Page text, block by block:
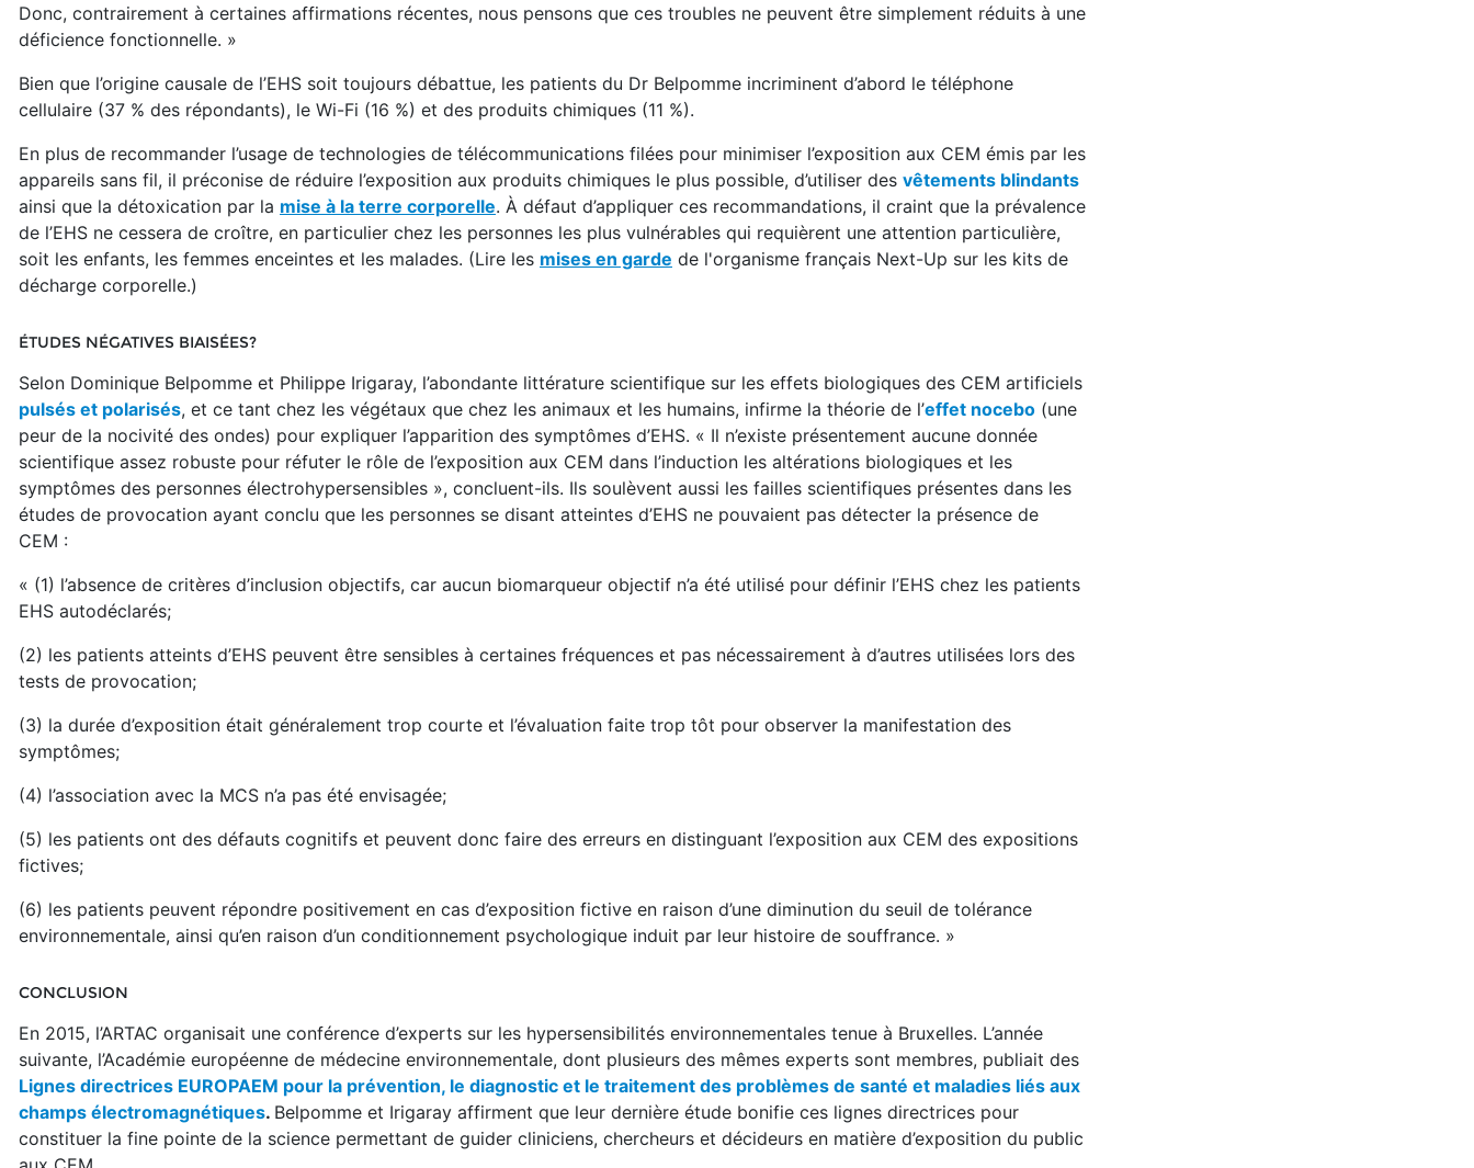
Donc, contrairement à certaines affirmations récentes, nous pensons que ces troubles ne peuvent être simplement réduits à une
déficience fonctionnelle. »
Bien que l’origine causale de l’EHS soit toujours débattue, les patients du Dr Belpomme incriminent d’abord le téléphone
cellulaire (37 % des répondants), le Wi-Fi (16 %) et des produits chimiques (11 %).
En plus de recommander l’usage de technologies de télécommunications filées pour minimiser l’exposition aux CEM émis par les
appareils sans fil, il préconise de réduire l’exposition aux produits chimiques le plus possible, d’utiliser des vêtements blindants
ainsi que la détoxication par la mise à la terre corporelle. À défaut d’appliquer ces recommandations, il craint que la prévalence
de l’EHS ne cessera de croître, en particulier chez les personnes les plus vulnérables qui requièrent une attention particulière,
soit les enfants, les femmes enceintes et les malades. (Lire les mises en garde de l'organisme français Next-Up sur les kits de
décharge corporelle.)
ÉTUDES NÉGATIVES BIAISÉES?
Selon Dominique Belpomme et Philippe Irigaray, l’abondante littérature scientifique sur les effets biologiques des CEM artificiels
pulsés et polarisés, et ce tant chez les végétaux que chez les animaux et les humains, infirme la théorie de l’effet nocebo (une
peur de la nocivité des ondes) pour expliquer l’apparition des symptômes d’EHS. « Il n’existe présentement aucune donnée
scientifique assez robuste pour réfuter le rôle de l’exposition aux CEM dans l’induction les altérations biologiques et les
symptômes des personnes électrohypersensibles », concluent-ils. Ils soulèvent aussi les failles scientifiques présentes dans les
études de provocation ayant conclu que les personnes se disant atteintes d’EHS ne pouvaient pas détecter la présence de
CEM :
« (1) l’absence de critères d’inclusion objectifs, car aucun biomarqueur objectif n’a été utilisé pour définir l’EHS chez les patients
EHS autodéclarés;
(2) les patients atteints d’EHS peuvent être sensibles à certaines fréquences et pas nécessairement à d’autres utilisées lors des
tests de provocation;
(3) la durée d’exposition était généralement trop courte et l’évaluation faite trop tôt pour observer la manifestation des
symptômes;
(4) l’association avec la MCS n’a pas été envisagée;
(5) les patients ont des défauts cognitifs et peuvent donc faire des erreurs en distinguant l’exposition aux CEM des expositions
fictives;
(6) les patients peuvent répondre positivement en cas d’exposition fictive en raison d’une diminution du seuil de tolérance
environnementale, ainsi qu’en raison d’un conditionnement psychologique induit par leur histoire de souffrance. »
CONCLUSION
En 2015, l’ARTAC organisait une conférence d’experts sur les hypersensibilités environnementales tenue à Bruxelles. L’année
suivante, l’Académie européenne de médecine environnementale, dont plusieurs des mêmes experts sont membres, publiait des
Lignes directrices EUROPAEM pour la prévention, le diagnostic et le traitement des problèmes de santé et maladies liés aux
champs électromagnétiques. Belpomme et Irigaray affirment que leur dernière étude bonifie ces lignes directrices pour
constituer la fine pointe de la science permettant de guider cliniciens, chercheurs et décideurs en matière d’exposition du public